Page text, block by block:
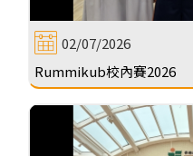
02/07/2026
Rummikub校內賽2026